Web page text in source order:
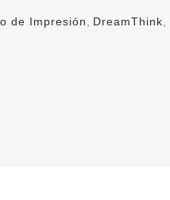
de Impresión, DreamThink,